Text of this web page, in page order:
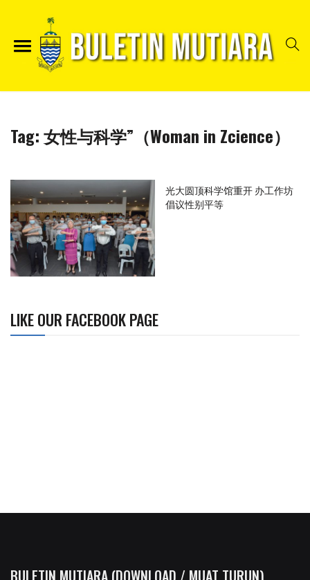
Tag:女性与科学”（Woman in Zcience）
光大圆顶科学馆重开 办工作坊
倡议性别平等
LIKE OUR FACEBOOK PAGE
BULETIN MUTIARA (DOWNLOAD / MUAT TURUN)